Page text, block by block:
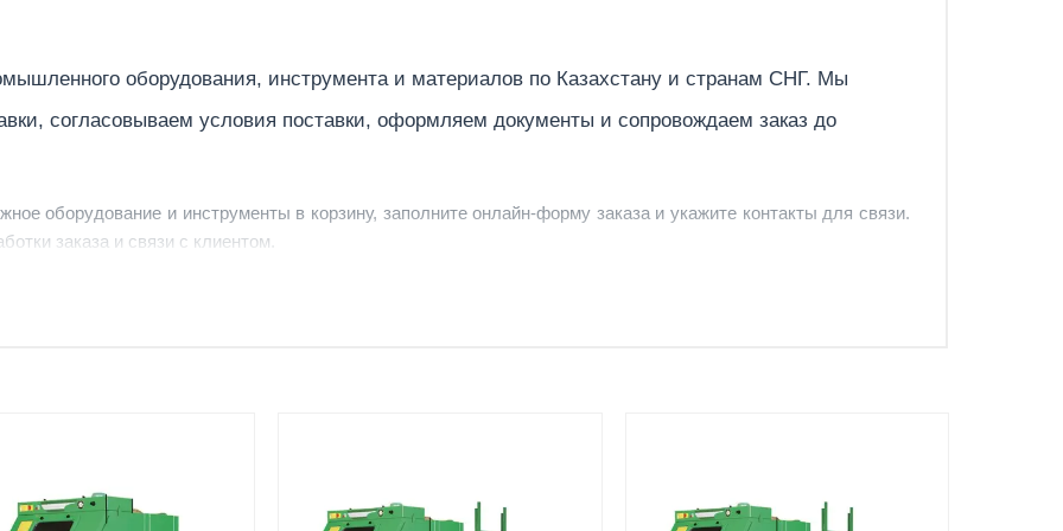
250
1200
3,5 ... 7
(мм) 200х200
оборудования, инструмента и материалов по Казахстану и странам СНГ. Мы
согласовываем условия поставки, оформляем документы и сопровождаем заказ до
оборудование и инструменты в корзину, заполните онлайн-форму заказа и укажите контакты для связи.
заказа и связи с клиентом.
заявку, уточнить детали, рассчитать стоимость поставки и предложить удобный вариант доставки.
большинству поставок